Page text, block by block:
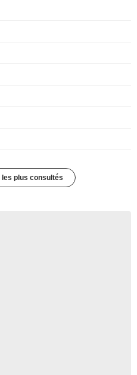
plus consultés